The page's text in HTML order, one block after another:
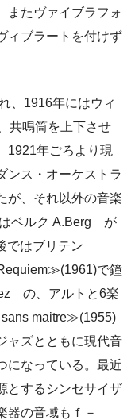
またヴァイブラフォ
ィブラートを付けず
、1916年にはウィ
共鳴筒を上下させ
1921年ごろより現
ンス・オーケストラ
が、それ以外の音楽
ベルク A.Berg が
はブリテン
で鐘
の、アルトと6楽
maitre≫(1955)
ャズとともに現代音
になっている。最近
とするシンセサイザ
器の音域もｆ－